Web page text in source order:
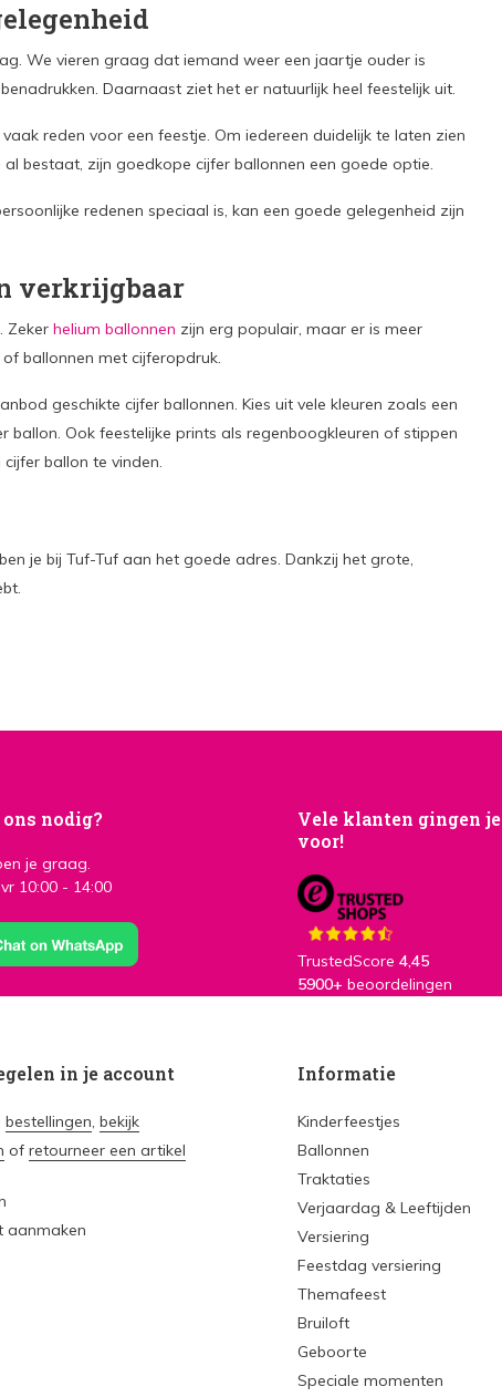
We vieren graag dat iemand weer een jaartje ouder is
Daarnaast ziet het er natuurlijk heel feestelijk uit.
reden voor een feestje. Om iedereen duidelijk te laten zien
bestaat, zijn goedkope cijfer ballonnen een goede optie.
redenen speciaal is, kan een goede gelegenheid zijn
verkrijgbaar
Zeker helium ballonnen zijn erg populair, maar er is meer
ballonnen met cijferopdruk.
geschikte cijfer ballonnen. Kies uit vele kleuren zoals een
Ook feestelijke prints als regenboogkleuren of stippen
ballon te vinden.
je bij Tuf-Tuf aan het goede adres. Dankzij het grote,
ons nodig?
je graag.
10:00 - 14:00
Vele klanten gingen je
voor!
TrustedScore 4,45
5900+ beoordelingen
in je account
bestellingen, bekijk
of retourneer een artikel
aanmaken
Informatie
Kinderfeestjes
Ballonnen
Traktaties
Verjaardag & Leeftijden
Versiering
Feestdag versiering
Themafeest
Bruiloft
Geboorte
Speciale momenten